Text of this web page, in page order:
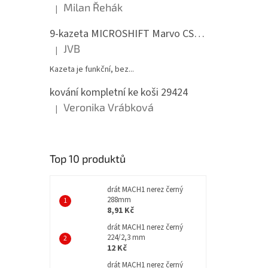
Hodnocení produktu je 5 z 5 hvězdiček.
| Milan Řehák
9-kazeta MICROSHIFT Marvo CS-H092 11-36 zubů
Hodnocení produktu je 5 z 5 hvězdiček.
| JVB
Kazeta je funkční, bez...
kování kompletní ke koši 29424
Hodnocení produktu je 5 z 5 hvězdiček.
| Veronika Vrábková
Top 10 produktů
drát MACH1 nerez černý
288mm
8,91 Kč
drát MACH1 nerez černý
224/2,3 mm
12 Kč
drát MACH1 nerez černý